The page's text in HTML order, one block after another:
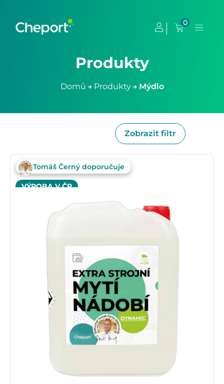
0
Produkty
Domů → Produkty → Mýdlo
Zobrazit filtr
Tomáš Černý doporučuje
VÝROBA V ČR